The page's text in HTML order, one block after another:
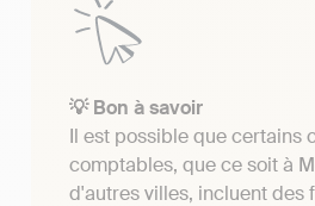
💡 Bon à savoir
Il est possible que certains
comptables, que ce soit à
d'autres villes, incluent des